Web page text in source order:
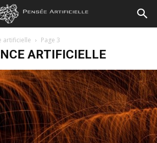
artificielle Page 3
ARTIFICIELLE